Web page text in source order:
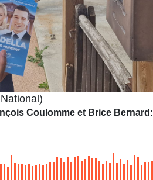
Coulomme et Brice Bernard: